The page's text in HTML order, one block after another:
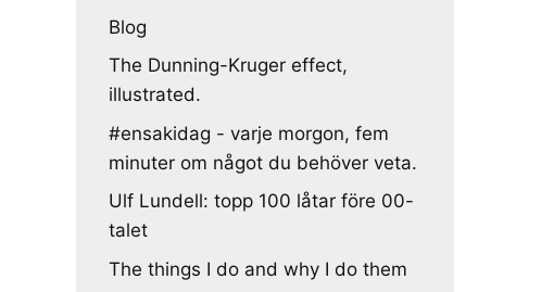
Blog
The Dunning-Kruger effect,
illustrated.
#ensakidag - varje morgon, fem
minuter om något du behöver veta.
Ulf Lundell: topp 100 låtar före 00-
talet
The things I do and why I do them